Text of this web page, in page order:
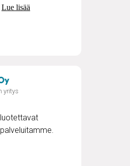
Lue lisää
– Siivouspalvelu senioreille
yritys